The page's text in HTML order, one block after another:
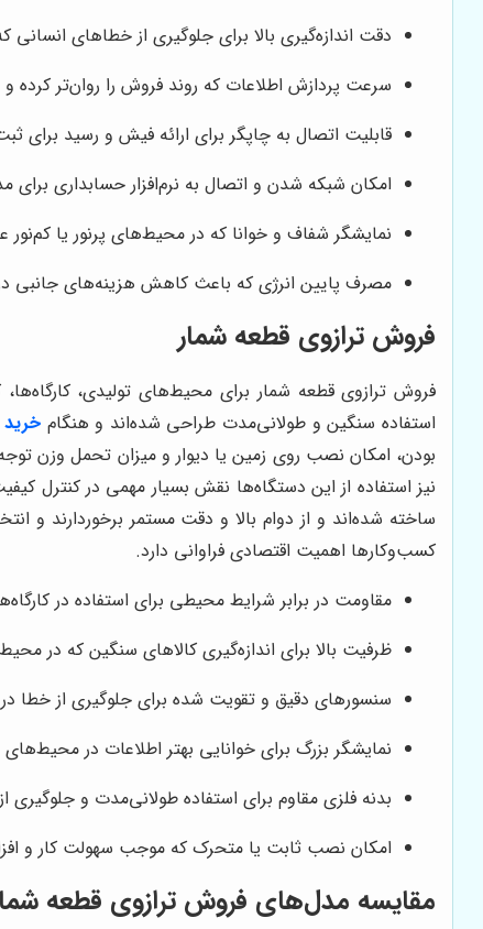
دقت اندازه‌گیری بالا برای جلوگیری از خطاهای
سرعت پردازش اطلاعات که روند فروش را روان‌تر
قابلیت اتصال به چاپگر برای ارائه فیش و رسید برای
امکان شبکه شدن و اتصال به نرم‌افزار حسابداری برای
نمایشگر شفاف و خوانا که در محیط‌های پرنور یا کم‌نور
مصرف پایین انرژی که باعث کاهش هزینه‌های جانبی
فروش ترازوی قطعه شمار
فروش ترازوی قطعه شمار برای محیط‌های تولیدی، کارگاه‌ها،
استفاده سنگین و طولانی‌مدت طراحی شده‌اند و هنگام خرید
بودن، امکان نصب روی زمین یا دیوار و میزان تحمل وزن
نیز استفاده از این دستگاه‌ها نقش بسیار مهمی در کنترل
ساخته شده‌اند و از دوام بالا و دقت مستمر برخوردارند و
کسب‌وکارها اهمیت اقتصادی فراوانی دارد.
مقاومت در برابر شرایط محیطی برای استفاده در
ظرفیت بالا برای اندازه‌گیری کالاهای سنگین که در
سنسورهای دقیق و تقویت شده برای جلوگیری از خطا
نمایشگر بزرگ برای خوانایی بهتر اطلاعات در
بدنه فلزی مقاوم برای استفاده طولانی‌مدت و جلوگیری
امکان نصب ثابت یا متحرک که موجب سهولت کار و
مقایسه مدل‌های فروش ترازوی قطعه